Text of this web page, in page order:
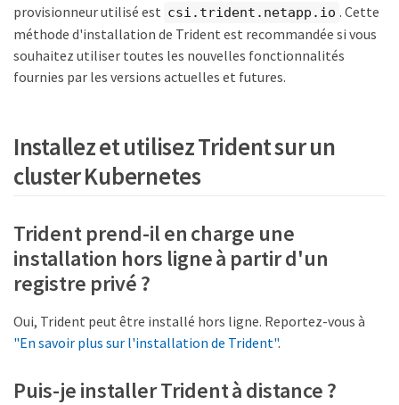
provisionneur utilisé est csi.trident.netapp.io . Cette
méthode d'installation de Trident est recommandée si vous
souhaitez utiliser toutes les nouvelles fonctionnalités
fournies par les versions actuelles et futures.
Installez et utilisez Trident sur un
cluster Kubernetes
Trident prend-il en charge une
installation hors ligne à partir d'un
registre privé ?
Oui, Trident peut être installé hors ligne. Reportez-vous à
"En savoir plus sur l'installation de Trident".
Puis-je installer Trident à distance ?